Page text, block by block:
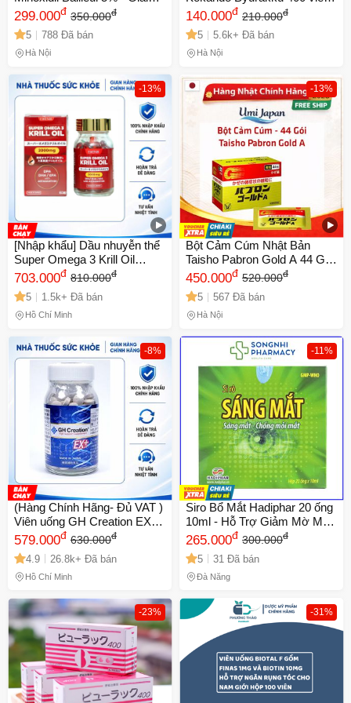
Pháp Ngừa Hói Hiệu Quả Từ
Pháp Cho Nam Nữ
299.000đ 350.000đ
5 788 Đã bán
Hà Nội
giảm táo bón Nhật Bản - Hỗ
trợ tiêu hóa, detox cơ thể
hiệu quả
140.000đ 210.000đ
5 5.6k+ Đã bán
Hà Nội
-13%
[Nhập khẩu] Dầu nhuyễn thể
Super Omega 3 Krill Oil
2000mg Eikenbi - Hỗ trợ sức
khỏe, đẹp da, tăng cường trí
nhớ - 60 viên bổ sung omega
3 cao cấp
703.000đ 810.000đ
5 1.5k+ Đã bán
Hồ Chí Minh
-13%
Bột Cảm Cúm Nhật Bản
Taisho Pabron Gold A 44 Gói
- Hỗ Trợ Giảm Nghẹt Mũi,
Đau Đầu và Khó Chịu, Dạng
Bột Uống Tiện Dụng
450.000đ 520.000đ
5 567 Đã bán
Hà Nội
-8%
(Hàng Chính Hãng- Đủ VAT )
Viên uống GH Creation EX+
tăng chiều cao chính hãng
Nhật Bản - Hỗ trợ phát triển
chiều cao cho đối tượng từ 4-
30 tuổi
579.000đ 630.000đ
4.9 26.8k+ Đã bán
Hồ Chí Minh
-11%
Siro Bổ Mắt Hadiphar 20 ống
10ml - Hỗ Trợ Giảm Mờ Mắt,
Nhức Mỏi Mắt, Tăng Cường
Thị Lực - Hàng Việt Nam
265.000đ 300.000đ
5 31 Đã bán
Đà Nẵng
-23% -31%